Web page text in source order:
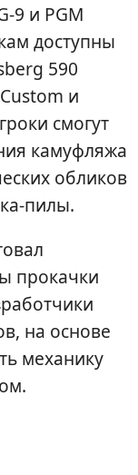
9 и PGM
доступны
590
и
смогут
камуфляжа
обликов
пилы.
прокачки
на основе
механику